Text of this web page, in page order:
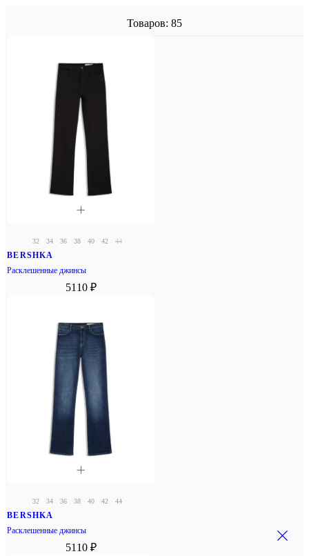
Товаров: 85
32 34 36 38 40 42 44
BERSHKA
Расклешенные джинсы
5110 ₽
32 34 36 38 40 42 44
BERSHKA
Расклешенные джинсы
5110 ₽